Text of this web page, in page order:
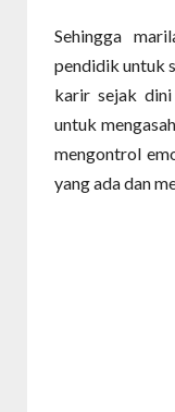
Sehingga
pendidik untuk
karir sejak
untuk
mengontrol
yang ada dan